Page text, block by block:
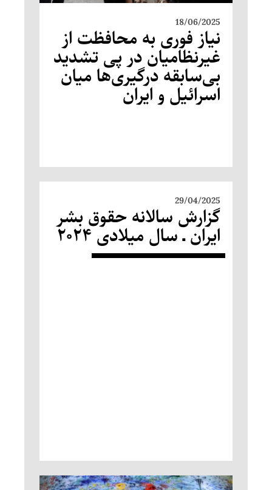
18/06/2025
نیاز فوری به محافظت از
غیرنظامیان در پی تشدید
بی‌سابقه درگیری‌ها میان
اسرائیل و ایران
29/04/2025
گزارش سالانه حقوق بشر
ایران ـ سال میلادی ۲۰۲۴